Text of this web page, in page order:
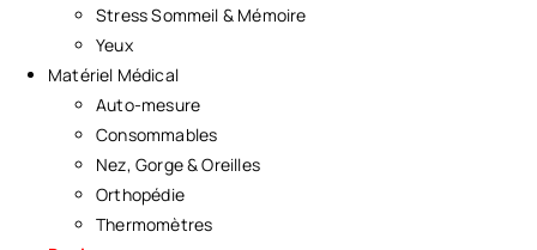
Stress Sommeil & Mémoire
Yeux
Matériel Médical
Auto-mesure
Consommables
Nez, Gorge & Oreilles
Orthopédie
Thermomètres